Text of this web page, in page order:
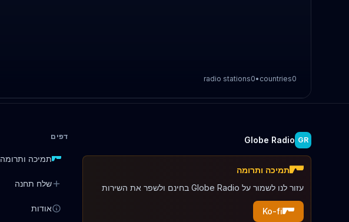
0
countries
•
0
radio stations
GR
Globe Radio
תמיכה ותרומה
עזור לנו לשמור על Globe Radio בחינם ולשפר את השירות
Ko-fi
דפים
תמיכה ותרומה
שלח תחנה
אודות